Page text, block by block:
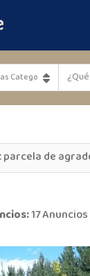
parcela de
17